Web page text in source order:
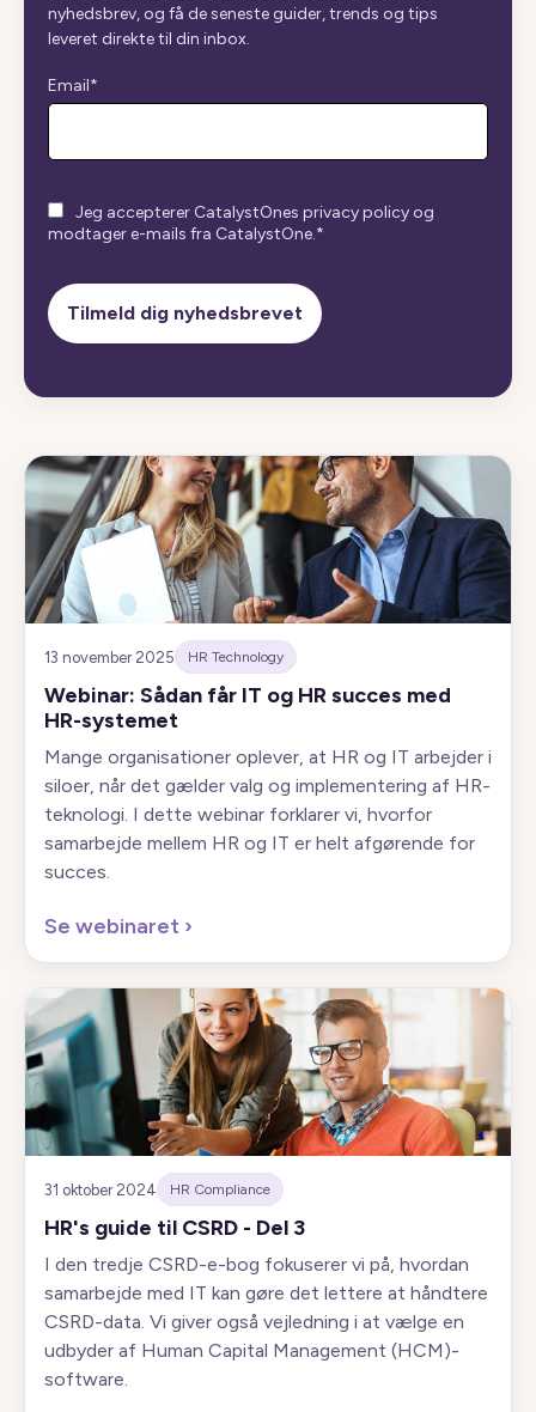
nyhedsbrev, og få de seneste guider, trends og tips
leveret direkte til din inbox.
Email*
Jeg accepterer CatalystOnes privacy policy og
modtager e-mails fra CatalystOne.*
13 november 2025 HR Technology
Webinar: Sådan får IT og HR succes med
HR-systemet
Mange organisationer oplever, at HR og IT arbejder i
siloer, når det gælder valg og implementering af HR-
teknologi. I dette webinar forklarer vi, hvorfor
samarbejde mellem HR og IT er helt afgørende for
succes.
Se webinaret ›
31 oktober 2024 HR Compliance
HR's guide til CSRD - Del 3
I den tredje CSRD-e-bog fokuserer vi på, hvordan
samarbejde med IT kan gøre det lettere at håndtere
CSRD-data. Vi giver også vejledning i at vælge en
udbyder af Human Capital Management (HCM)-
software.